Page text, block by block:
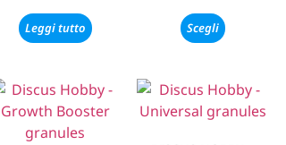
Leggi tutto Scegli